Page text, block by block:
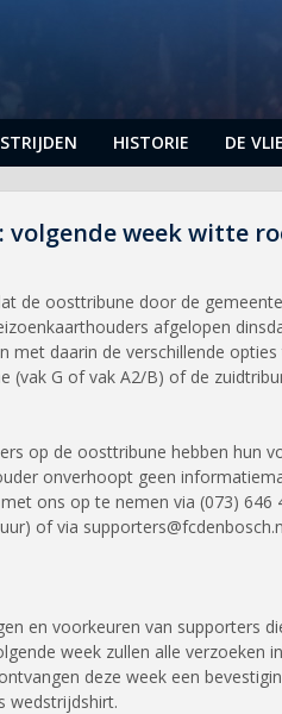
HISTORIE DE
volgende week witte
de oosttribune door de
afgelopen
met daarin de verschillende
(vak G of vak A2/B) of de
op de oosttribune hebben hun
onverhoopt geen
ons op te nemen via (073) 646
of via
en voorkeuren van supporters
week zullen alle verzoeken
deze week een
wedstrijdshirt.